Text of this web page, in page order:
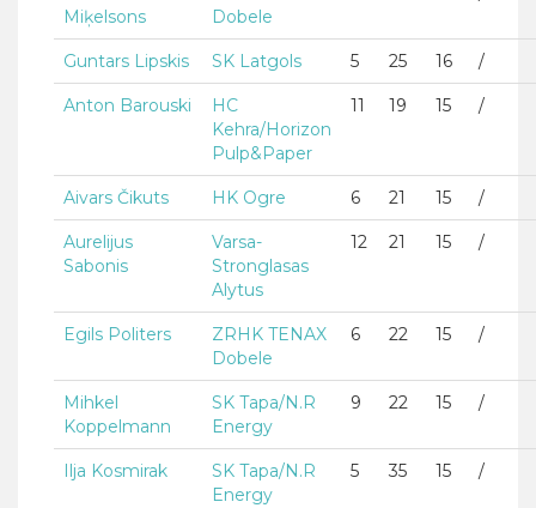
Miķelsons
Dobele
Guntars Lipskis SK Latgols 5 25 16 /
Anton Barouski
HC
Kehra/Horizon
Pulp&Paper
11 19 15 /
Aivars Čikuts HK Ogre 6 21 15 /
Aurelijus
Sabonis
Varsa-
Stronglasas
Alytus
12 21 15 /
Egils Politers
ZRHK TENAX
Dobele
6 22 15 /
Mihkel
Koppelmann
SK Tapa/N.R
Energy
9 22 15 /
Ilja Kosmirak
SK Tapa/N.R
Energy
5 35 15 /